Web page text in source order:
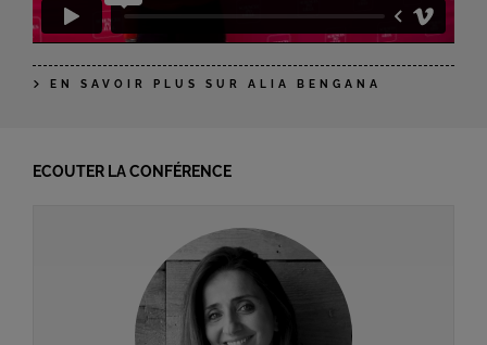
EN SAVOIR PLUS SUR ALIA BENGANA
ECOUTER LA CONFÉRENCE